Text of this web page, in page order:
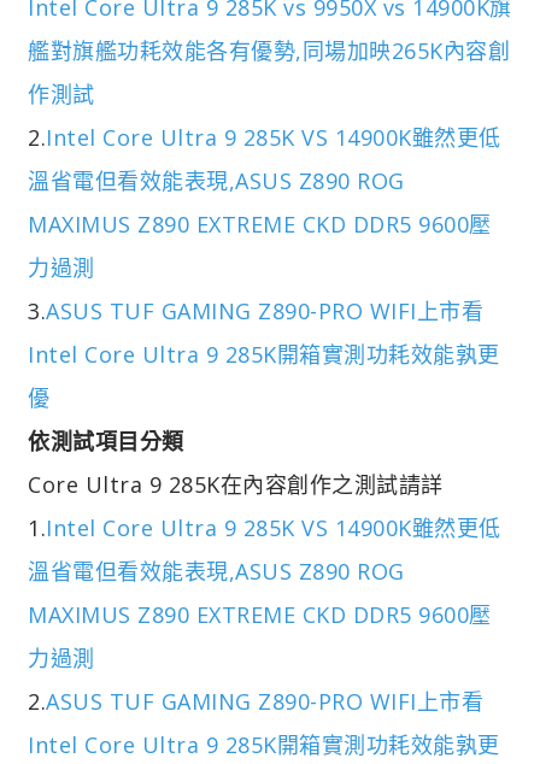
Intel Core Ultra 9 285K vs 9950X vs 14900K旗
艦對旗艦功耗效能各有優勢,同場加映265K內容創
作測試
2.Intel Core Ultra 9 285K VS 14900K雖然更低
溫省電但看效能表現,ASUS Z890 ROG
MAXIMUS Z890 EXTREME CKD DDR5 9600壓
力過測
3.ASUS TUF GAMING Z890-PRO WIFI上市看
Intel Core Ultra 9 285K開箱實測功耗效能孰更
優
依測試項目分類
Core Ultra 9 285K在內容創作之測試請詳
1.Intel Core Ultra 9 285K VS 14900K雖然更低
溫省電但看效能表現,ASUS Z890 ROG
MAXIMUS Z890 EXTREME CKD DDR5 9600壓
力過測
2.ASUS TUF GAMING Z890-PRO WIFI上市看
Intel Core Ultra 9 285K開箱實測功耗效能孰更